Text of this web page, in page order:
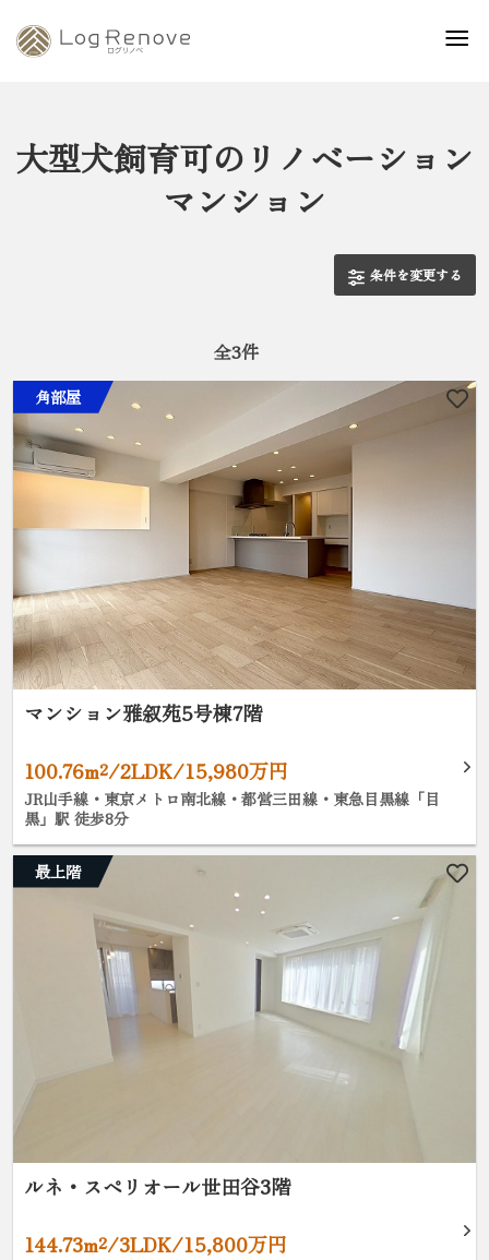
大型犬飼育可のリノベーション
マンション
条件を変更する
全3件
角部屋
マンション雅叙苑5号棟7階
100.76m²/2LDK/15,980万円
JR山手線・東京メトロ南北線・都営三田線・東急目黒線「目
黒」駅 徒歩8分
最上階
ルネ・スペリオール世田谷3階
144.73m²/3LDK/15,800万円